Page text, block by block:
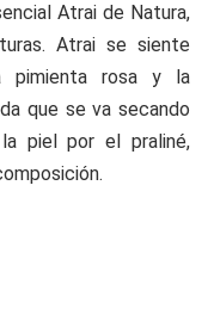
Atrai de Natura,
Atrai se siente
pimienta rosa y la
que se va secando
piel por el praliné,